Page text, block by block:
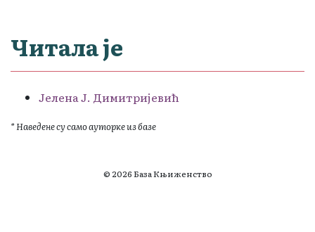
Читала је
Јелена Ј. Димитријевић
* Наведене су само ауторке из базе
© 2026 База Књиженство